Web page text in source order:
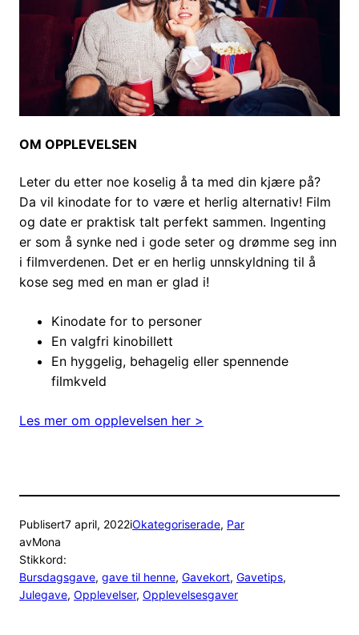
OM OPPLEVELSEN
Leter du etter noe koselig å ta med din kjære på?
Da vil kinodate for to være et herlig alternativ! Film
og date er praktisk talt perfekt sammen. Ingenting
er som å synke ned i gode seter og drømme seg inn
i filmverdenen. Det er en herlig unnskyldning til å
kose seg med en man er glad i!
Kinodate for to personer
En valgfri kinobillett
En hyggelig, behagelig eller spennende
filmkveld
Les mer om opplevelsen her >
Publisert7 april, 2022iOkategoriserade, Par
avMona
Stikkord:
Bursdagsgave, gave til henne, Gavekort, Gavetips
Julegave, Opplevelser, Opplevelsesgaver